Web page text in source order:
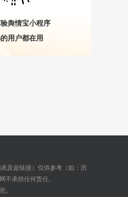
舆情宝小程序
用户都在用
及超链接）仅供参考（如：历
不承担任何责任。
。